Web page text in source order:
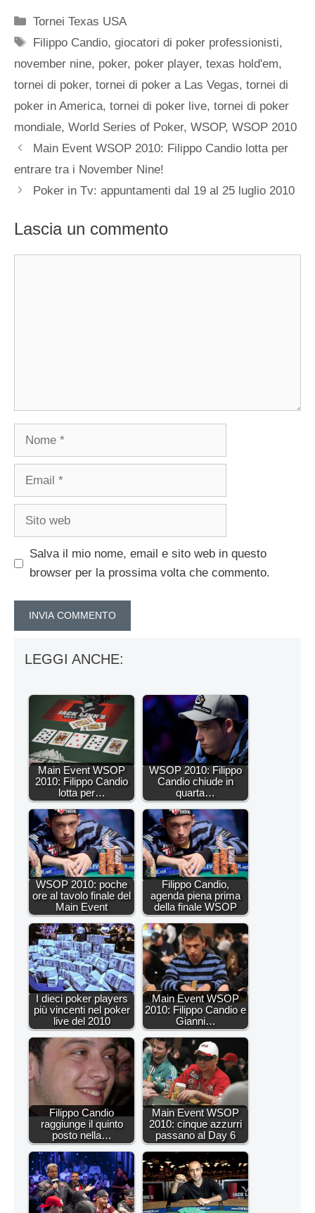
Categorie
Tornei Texas USA
Tag
Filippo Candio,giocatori di poker professionisti,
november nine, poker, poker player, texas hold'em,
tornei di poker, tornei di poker a Las Vegas, tornei di
poker in America, tornei di poker live, tornei di poker
mondiale, World Series of Poker, WSOP, WSOP 2010
Main Event WSOP 2010: Filippo Candio lotta per
entrare tra i November Nine!
Poker in Tv: appuntamenti dal 19 al 25 luglio 2010
Lascia un commento
Nome
Email
Sito
Salva il mio nome, email e sito web in questo
browser per la prossima volta che commento.
LEGGI ANCHE:
Main Event WSOP
2010: Filippo Candio
lotta per…
WSOP 2010: Filippo
Candio chiude in
quarta…
WSOP 2010: poche
ore al tavolo finale del
Main Event
Filippo Candio,
agenda piena prima
della finale WSOP
I dieci poker players
più vincenti nel poker
live del 2010
Main Event WSOP
2010: Filippo Candio e
Gianni…
Filippo Candio
raggiunge il quinto
posto nella…
Main Event WSOP
2010: cinque azzurri
passano al Day 6